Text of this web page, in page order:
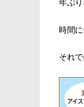
年ぶり
時間
それ